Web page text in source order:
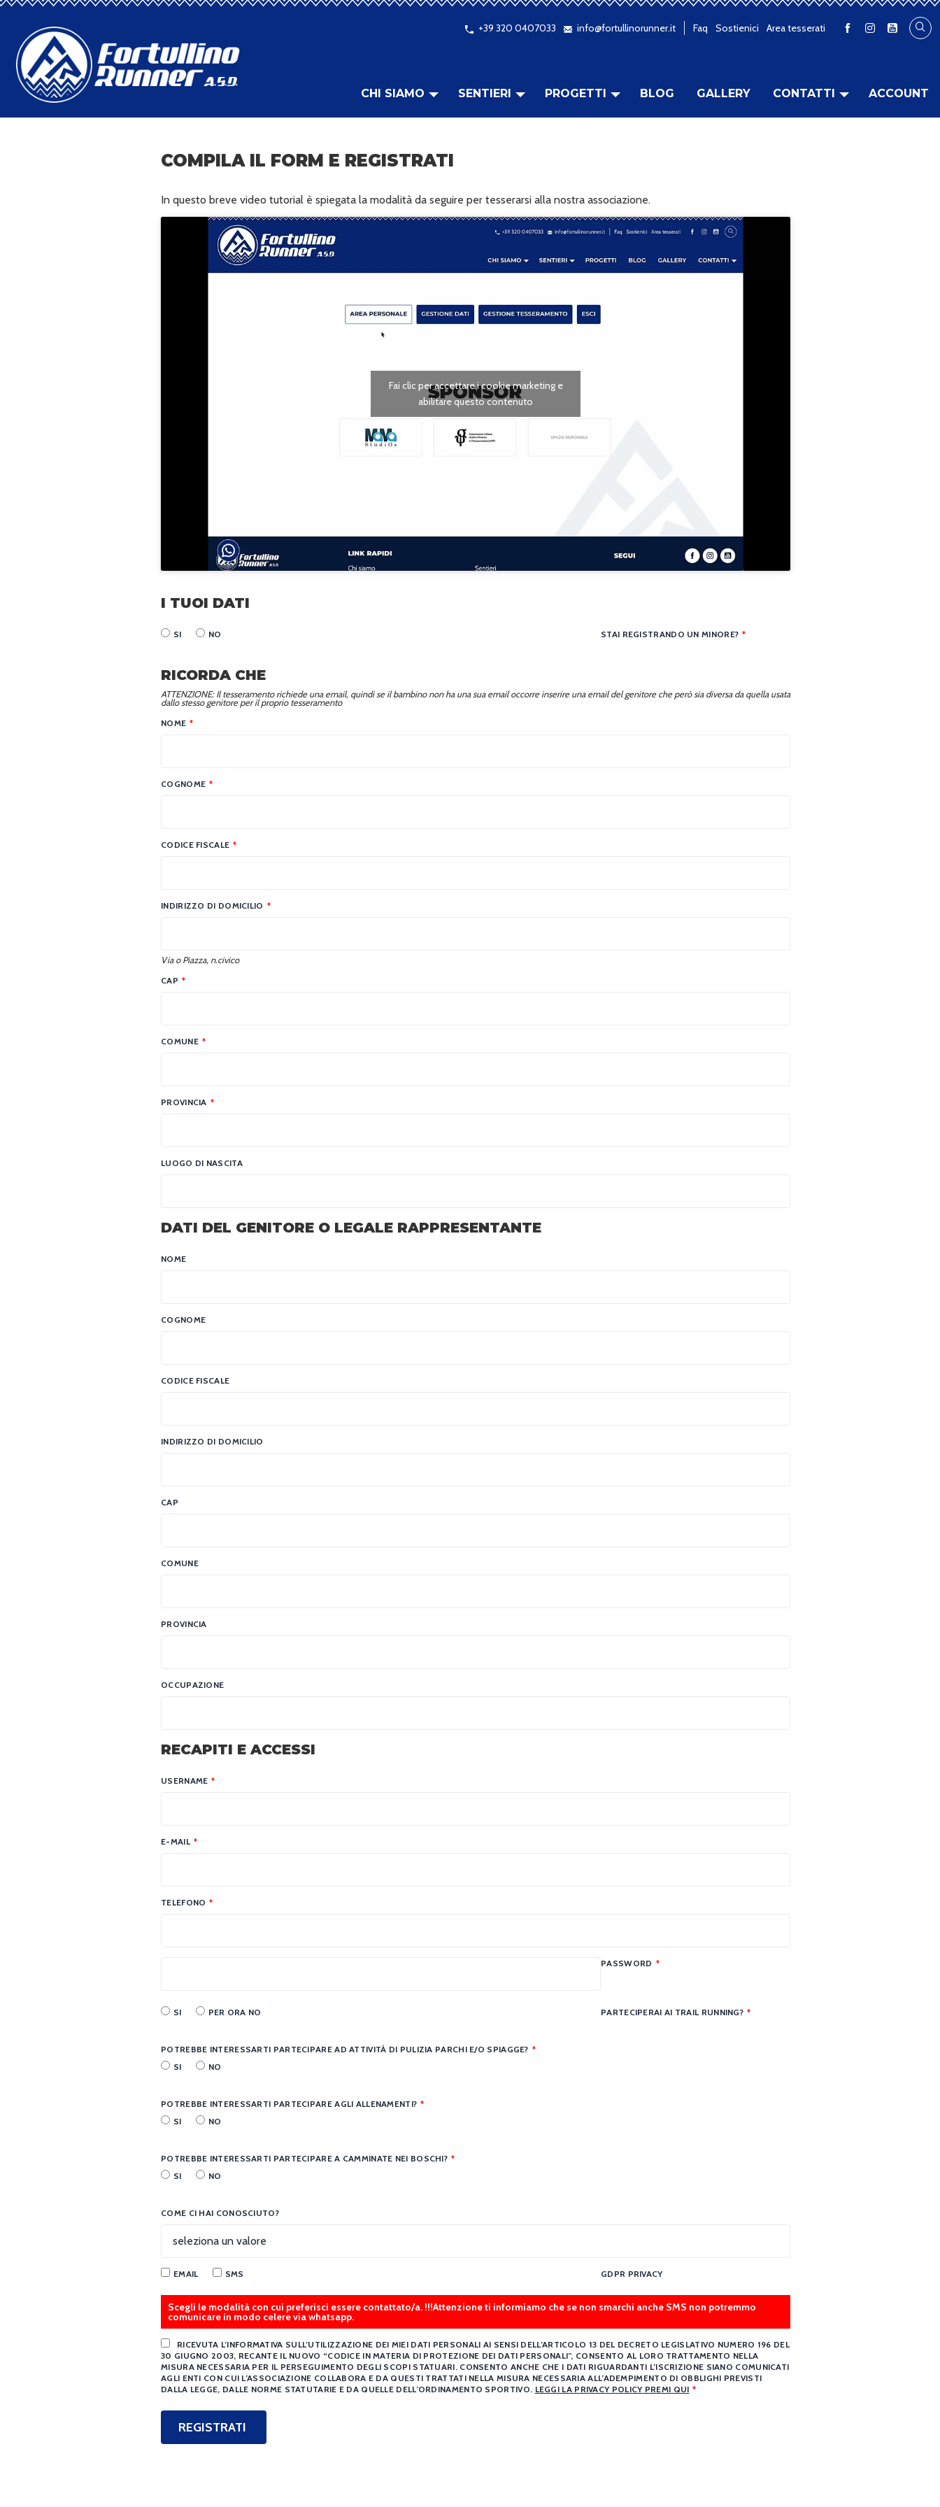
+39 320 0407033 info@fortullinorunner.it Faq Sostienici Area tesserati
CHI SIAMO SENTIERI PROGETTI BLOG GALLERY CONTATTI ACCOUNT
COMPILA IL FORM E REGISTRATI
In questo breve video tutorial è spiegata la modalità da seguire per tesserarsi alla nostra associazione.
Fai clic per accettare i cookie marketing e
abilitare questo contenuto
I TUOI DATI
STAI REGISTRANDO UN MINORE? *
SI NO
RICORDA CHE
ATTENZIONE: Il tesseramento richiede una email, quindi se il bambino non ha una sua email occorre inserire una email del genitore che però sia diversa da quella usata
dallo stesso genitore per il proprio tesseramento
NOME *
COGNOME *
CODICE FISCALE *
INDIRIZZO DI DOMICILIO *
Via o Piazza, n.civico
CAP *
COMUNE *
PROVINCIA *
LUOGO DI NASCITA
DATI DEL GENITORE O LEGALE RAPPRESENTANTE
NOME
COGNOME
CODICE FISCALE
INDIRIZZO DI DOMICILIO
CAP
COMUNE
PROVINCIA
OCCUPAZIONE
RECAPITI E ACCESSI
USERNAME *
E-MAIL *
TELEFONO *
PASSWORD *
PARTECIPERAI AI TRAIL RUNNING? *
SI PER ORA NO
POTREBBE INTERESSARTI PARTECIPARE AD ATTIVITÀ DI PULIZIA PARCHI E/O SPIAGGE? *
SI
NO
POTREBBE INTERESSARTI PARTECIPARE AGLI ALLENAMENTI? *
SI
NO
POTREBBE INTERESSARTI PARTECIPARE A CAMMINATE NEI BOSCHI? *
SI
NO
COME CI HAI CONOSCIUTO?
GDPR PRIVACY
EMAIL SMS
Scegli le modalità con cui preferisci essere contattato/a. !!!Attenzione ti informiamo che se non smarchi anche SMS non potremmo
comunicare in modo celere via whatsapp.
RICEVUTA L’INFORMATIVA SULL’UTILIZZAZIONE DEI MIEI DATI PERSONALI AI SENSI DELL’ARTICOLO 13 DEL DECRETO LEGISLATIVO NUMERO 196 DEL
30 GIUGNO 2003, RECANTE IL NUOVO “CODICE IN MATERIA DI PROTEZIONE DEI DATI PERSONALI”, CONSENTO AL LORO TRATTAMENTO NELLA
MISURA NECESSARIA PER IL PERSEGUIMENTO DEGLI SCOPI STATUARI. CONSENTO ANCHE CHE I DATI RIGUARDANTI L’ISCRIZIONE SIANO COMUNICATI
AGLI ENTI CON CUI L’ASSOCIAZIONE COLLABORA E DA QUESTI TRATTATI NELLA MISURA NECESSARIA ALL’ADEMPIMENTO DI OBBLIGHI PREVISTI
DALLA LEGGE, DALLE NORME STATUTARIE E DA QUELLE DELL’ORDINAMENTO SPORTIVO. LEGGI LA PRIVACY POLICY PREMI QUI *